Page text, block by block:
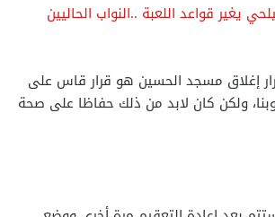
يغير قواعد اللعبة ..النواب الحاليين
إغلاق مسجد الحسين هو قرار قاس على
ولكن كان لابد من ذلك حفاظا على صحة